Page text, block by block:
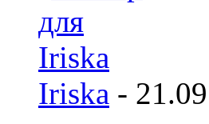
Iriska -